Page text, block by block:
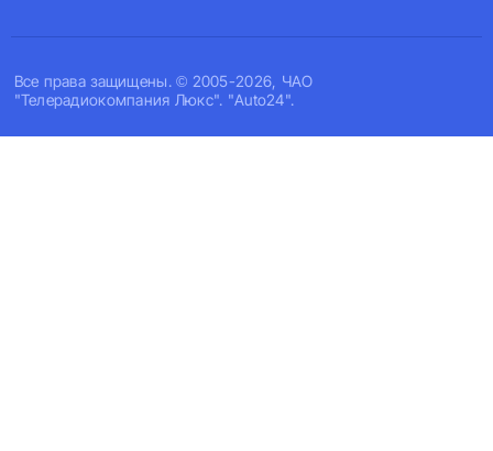
Все права защищены. © 2005-2026, ЧАО
"Телерадиокомпания Люкс". "Auto24".